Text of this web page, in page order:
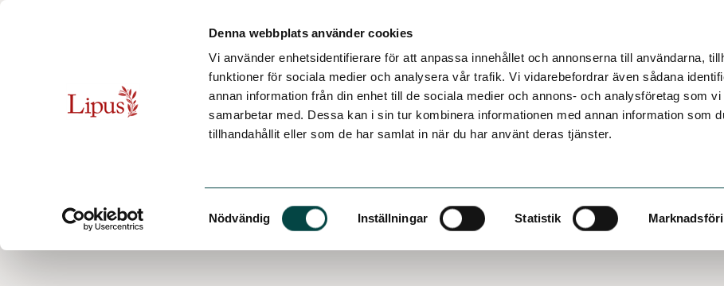
Denna webbplats använder cookies
Vi använder enhetsidentifierare för att anpassa innehållet och annonserna till användarna,
funktioner för sociala medier och analysera vår trafik. Vi vidarebefordrar även sådana
annan information från din enhet till de sociala medier och annons- och analysföretag som vi
samarbetar med. Dessa kan i sin tur kombinera informationen med annan information som
tillhandahållit eller som de har samlat in när du har använt deras tjänster.
Samtyckesval
Nödvändig Inställningar Statistik